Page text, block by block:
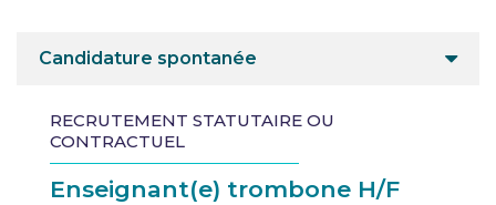
Candidature spontanée
RECRUTEMENT STATUTAIRE OU
CONTRACTUEL
Enseignant(e) trombone H/F